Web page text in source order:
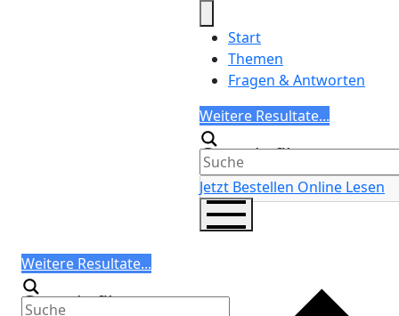
Start
Themen
Fragen & Antworten
Search
Weitere Resultate...
Generic filters
Jetzt Bestellen Online Lesen
Search
Weitere Resultate...
Generic filters